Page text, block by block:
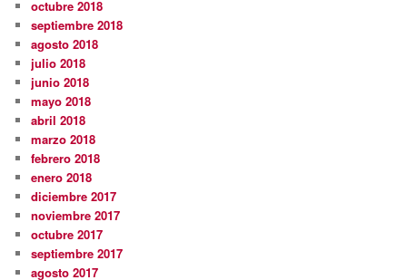
octubre 2018
septiembre 2018
agosto 2018
julio 2018
junio 2018
mayo 2018
abril 2018
marzo 2018
febrero 2018
enero 2018
diciembre 2017
noviembre 2017
octubre 2017
septiembre 2017
agosto 2017